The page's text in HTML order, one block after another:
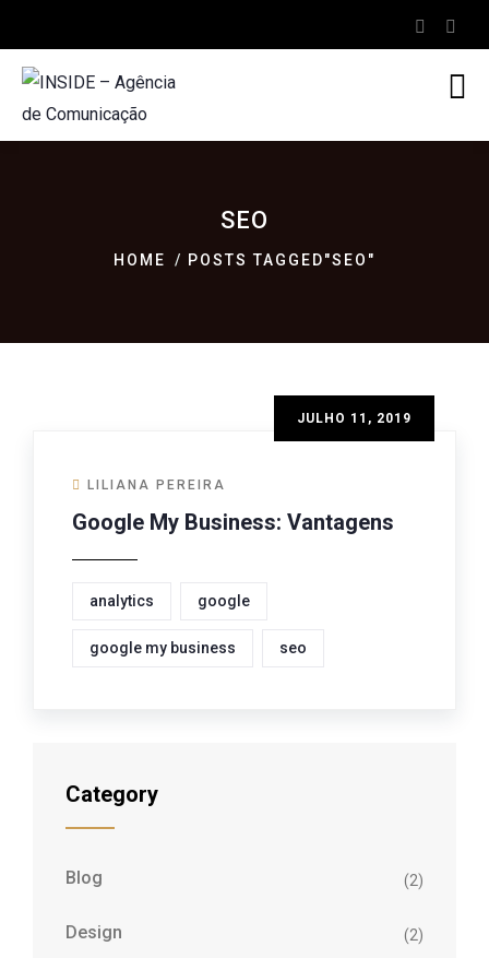
SEO
HOME POSTS TAGGED"SEO"
JULHO 11, 2019
LILIANA PEREIRA
Google My Business: Vantagens
analytics google
google my business seo
Category
Blog (2)
Design (2)